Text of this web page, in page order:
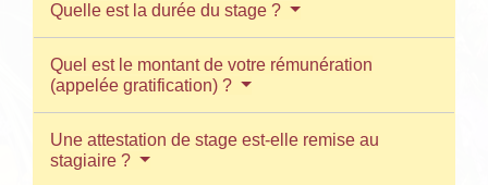
Quelle est la durée du stage ?
Quel est le montant de votre rémunération
(appelée gratification) ?
Une attestation de stage est-elle remise au
stagiaire ?